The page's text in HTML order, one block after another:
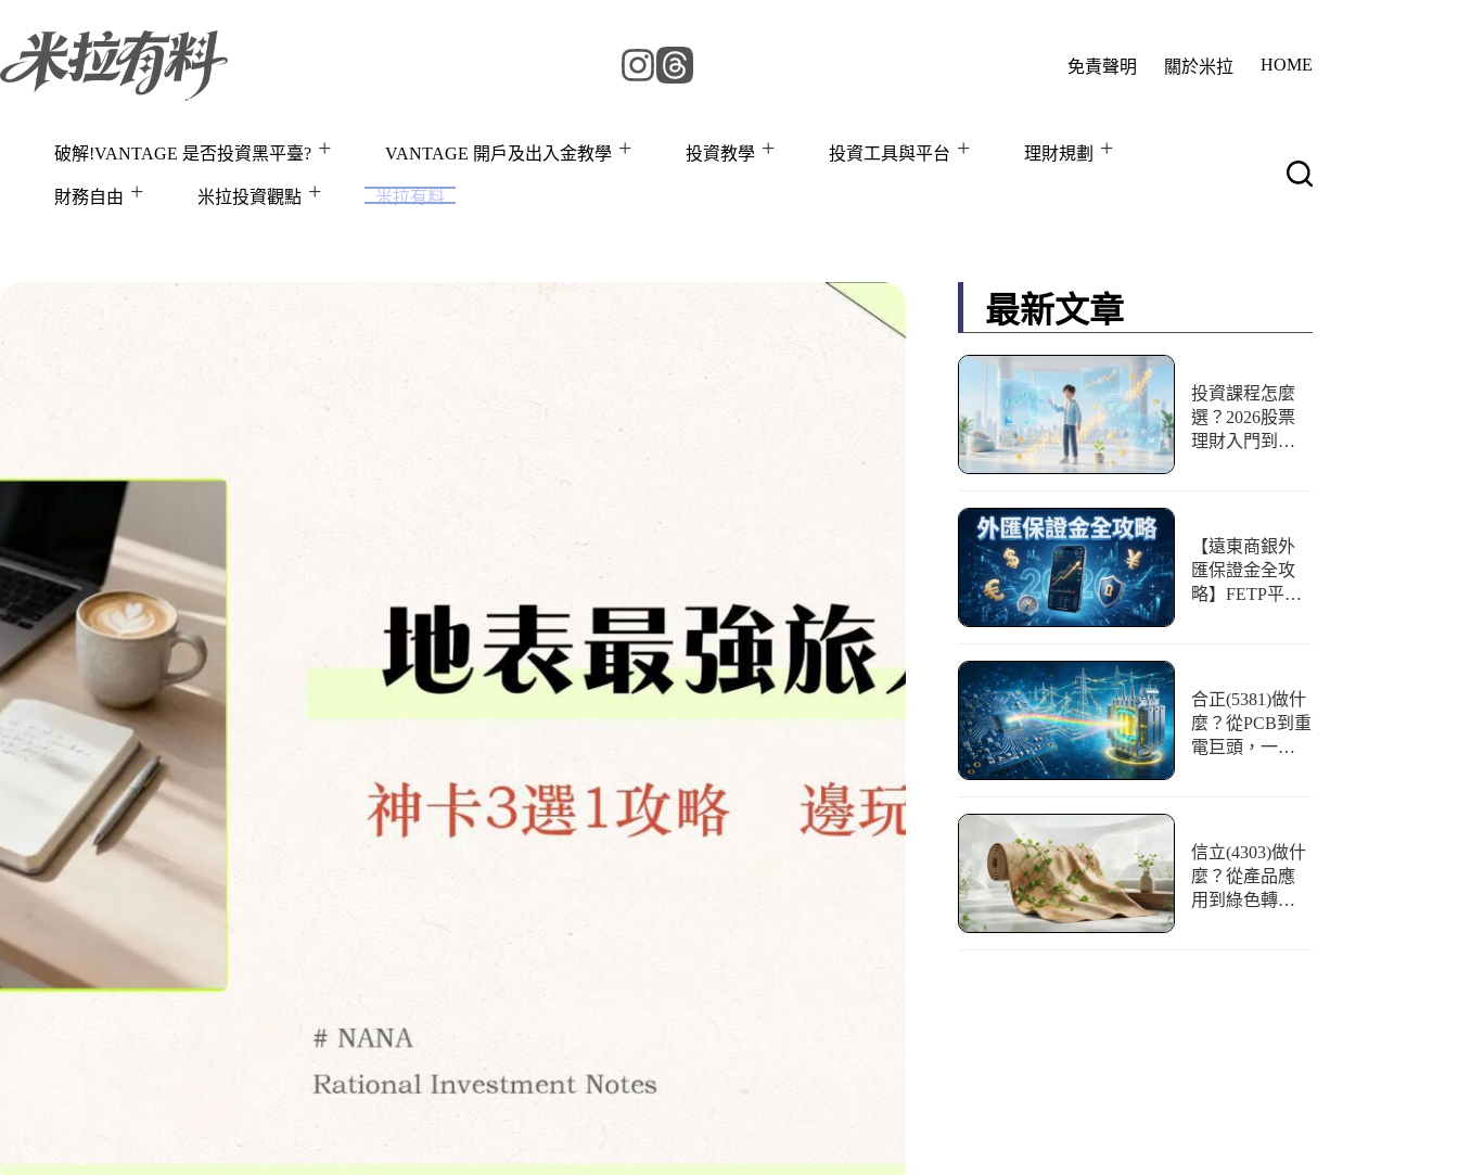
主
免責聲明 關於米拉 HOME
破解!VANTAGE 是否投資黑平臺? VANTAGE 開戶及出入金教學 投資教學 投資工具與平台 理財規劃
財務自由 米拉投資觀點 米拉有料
最新文章
投資課程怎麼
選？2026股票
理財入門到實
【遠東商銀外
匯保證金全攻
略】FETP平台
合正(5381)做什
麼？從PCB到重
電巨頭，一文
信立(4303)做什
麼？從產品應
用到綠色轉